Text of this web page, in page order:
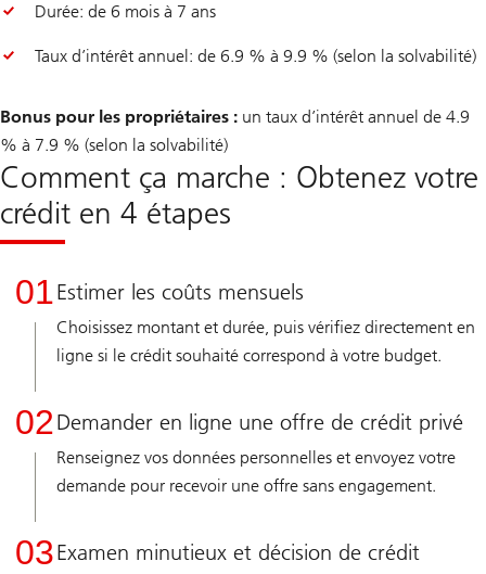
Durée: de 6 mois à 7 ans
Taux d’intérêt annuel: de 6.9 % à 9.9 % (selon la solvabilité)
Bonus pour les propriétaires : un taux d’intérêt annuel de 4.9
% à 7.9 % (selon la solvabilité)
Comment ça marche : Obtenez votre
crédit en 4 étapes
01Estimer les coûts mensuels
Choisissez montant et durée, puis vérifiez directement en
ligne si le crédit souhaité correspond à votre budget.
02Demander en ligne une offre de crédit privé
Renseignez vos données personnelles et envoyez votre
demande pour recevoir une offre sans engagement.
03Examen minutieux et décision de crédit